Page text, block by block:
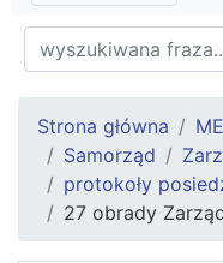
Strona główna
Samorząd
protokoły
27 obrady